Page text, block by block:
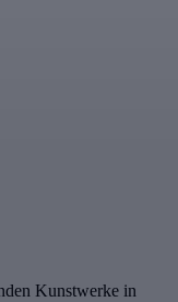
Kunstwerke in